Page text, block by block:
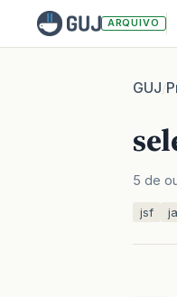
ARQUIVO
GUJ/
5 de
jsf